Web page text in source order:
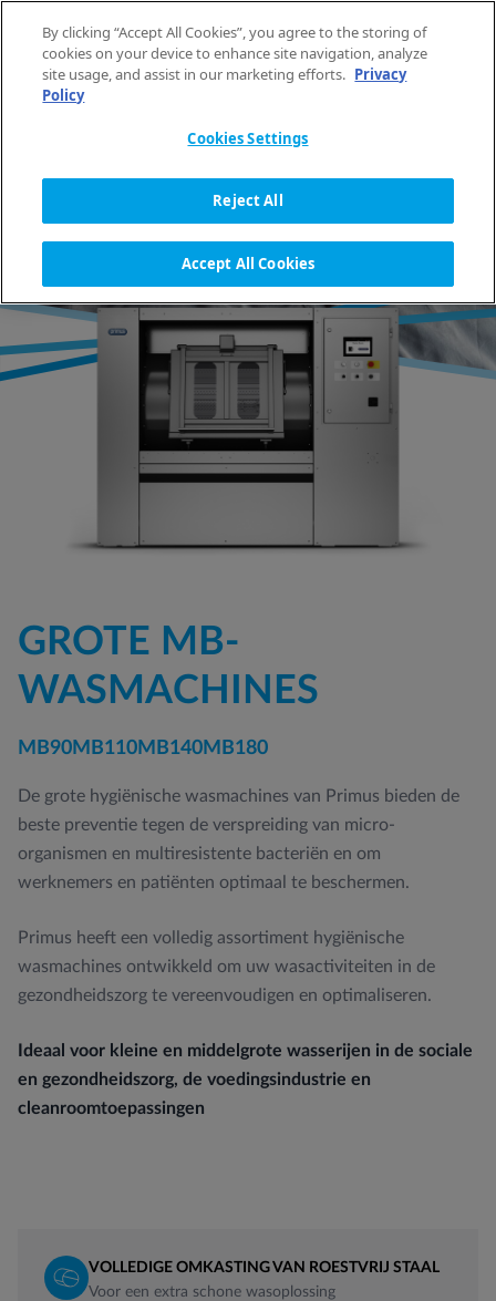
NL
HOME WASAPPARATUUR
GROTE HYGIËNISCHE
WASMACHINES
GROTE MB-
WASMACHINES
MB90MB110MB140MB180
De grote hygiënische wasmachines van Primus bieden de
beste preventie tegen de verspreiding van micro-
organismen en multiresistente bacteriën en om
werknemers en patiënten optimaal te beschermen.
Primus heeft een volledig assortiment hygiënische
wasmachines ontwikkeld om uw wasactiviteiten in de
gezondheidszorg te vereenvoudigen en optimaliseren.
Ideaal voor kleine en middelgrote wasserijen in de sociale
en gezondheidszorg, de voedingsindustrie en
cleanroomtoepassingen
VOLLEDIGE OMKASTING VAN ROESTVRIJ STAAL
Voor een extra schone wasoplossing
By clicking “Accept All Cookies”, you agree to the storing of
cookies on your device to enhance site navigation, analyze
site usage, and assist in our marketing efforts. Privacy
Policy
Cookies Settings
Reject All
Accept All Cookies